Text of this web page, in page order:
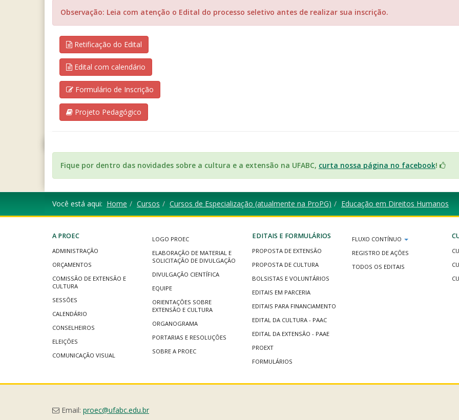
Observação: Leia com atenção o Edital do processo seletivo antes de realizar sua inscrição.
Retificação do Edital
Edital com calendário
Formulário de Inscrição
Projeto Pedagógico
Fique por dentro das novidades sobre a cultura e a extensão na UFABC, curta nossa página no facebook!
Você está aqui: Home Cursos Cursos de Especialização (atualmente na ProPG) Educação em Direitos Humanos
A PROEC
ADMINISTRAÇÃO
ORÇAMENTOS
COMISSÃO DE EXTENSÃO E
CULTURA
SESSÕES
CALENDÁRIO
CONSELHEIROS
ELEIÇÕES
COMUNICAÇÃO VISUAL
LOGO PROEC
ELABORAÇÃO DE MATERIAL E
SOLICITAÇÃO DE DIVULGAÇÃO
DIVULGAÇÃO CIENTÍFICA
EQUIPE
ORIENTAÇÕES SOBRE
EXTENSÃO E CULTURA
ORGANOGRAMA
PORTARIAS E RESOLUÇÕES
SOBRE A PROEC
EDITAIS E FORMULÁRIOS
PROPOSTA DE EXTENSÃO
PROPOSTA DE CULTURA
BOLSISTAS E VOLUNTÁRIOS
EDITAIS EM PARCERIA
EDITAIS PARA FINANCIAMENTO
EDITAL DA CULTURA - PAAC
EDITAL DA EXTENSÃO - PAAE
PROEXT
FORMULÁRIOS
FLUXO CONTÍNUO
REGISTRO DE AÇÕES
TODOS OS EDITAIS
Email: proec@ufabc.edu.br